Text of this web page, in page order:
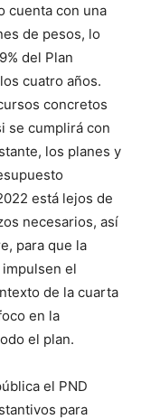
cuenta con una
de pesos, lo
del Plan
cuatro años.
concretos
se cumplirá con
los planes y
está lejos de
necesarios, así
para que la
el
de la cuarta
en la
el plan.
el PND
para